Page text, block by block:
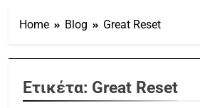
Home Blog Great Reset
Ετικέτα: Great Reset